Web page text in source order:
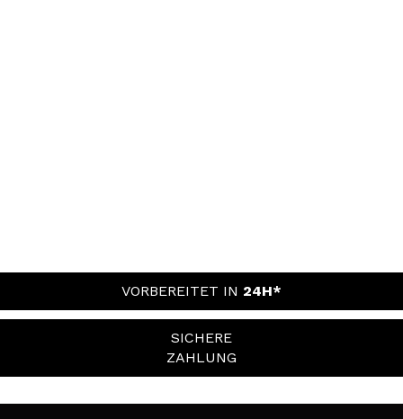
VORBEREITET IN 24H*
SICHERE
ZAHLUNG